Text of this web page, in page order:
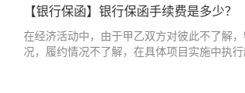
【银行保函】银行保函手续费是多少？
在经济活动中，由于甲乙双方对彼此不了解
况，履约情况不了解，在具体项目实施中执